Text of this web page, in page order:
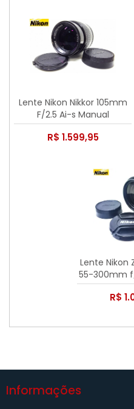
Lente Nikon Nikkor 105mm
F/2.5 Ai-s Manual
R$ 1.599,95
Lente Nikon
55-300mm
-
R$
Informações